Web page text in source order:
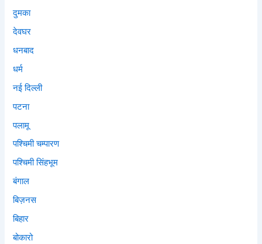
दुमका
देवघर
धनबाद
धर्म
नई दिल्ली
पटना
पलामू
पश्चिमी चम्पारण
पश्चिमी सिंहभूम
बंगाल
बिज़नस
बिहार
बोकारो